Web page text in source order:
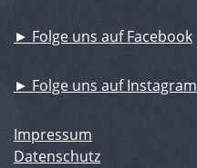
► Folge uns auf Facebook
► Folge uns auf Instagram
Impressum
Datenschutz